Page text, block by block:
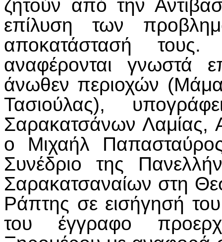
ζητούν από την
επίλυση των
αποκατάστασή
αναφέρονται γνωστά
άνωθεν περιοχών
Τασιούλας),
Σαρακατσάνων Λαμίας,
ο Μιχαήλ
Συνέδριο της
Σαρακατσαναίων στη
Ράπτης σε εισήγησή
του έγγραφο